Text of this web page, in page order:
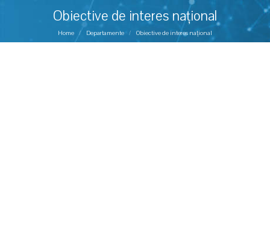
Obiective de interes național
You are here:
Home Departamente Obiective de interes național